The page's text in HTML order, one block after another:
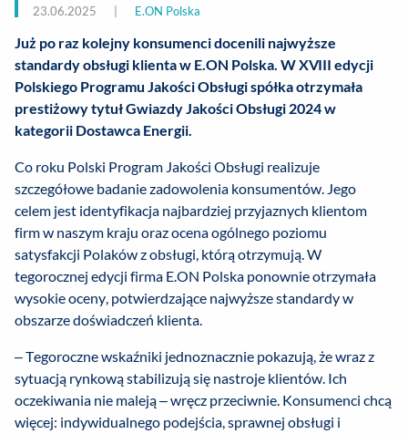
23.06.2025 E.ON Polska
Już po raz kolejny konsumenci docenili najwyższe
standardy obsługi klienta w E.ON Polska. W XVIII edycji
Polskiego Programu Jakości Obsługi spółka otrzymała
prestiżowy tytuł Gwiazdy Jakości Obsługi 2024 w
kategorii Dostawca Energii.
Co roku Polski Program Jakości Obsługi realizuje
szczegółowe badanie zadowolenia konsumentów. Jego
celem jest identyfikacja najbardziej przyjaznych klientom
firm w naszym kraju oraz ocena ogólnego poziomu
satysfakcji Polaków z obsługi, którą otrzymują. W
tegorocznej edycji firma E.ON Polska ponownie otrzymała
wysokie oceny, potwierdzające najwyższe standardy w
obszarze doświadczeń klienta.
– Tegoroczne wskaźniki jednoznacznie pokazują, że wraz z
sytuacją rynkową stabilizują się nastroje klientów. Ich
oczekiwania nie maleją – wręcz przeciwnie. Konsumenci chcą
więcej: indywidualnego podejścia, sprawnej obsługi i